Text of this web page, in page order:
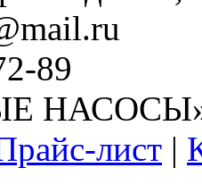
89
НАСОСЫ»
лист |